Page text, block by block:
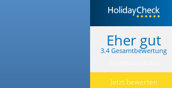
Mountainbike
Seifenfussbal
Tennis
Eher gut
3.4 Gesamtbewertung
Jetzt bewerten